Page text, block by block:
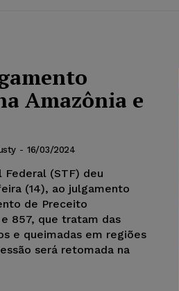
Amazônia e
- 16/03/2024
Federal (STF) deu
(14), ao julgamento
de Preceito
857, que tratam das
e queimadas em regiões
será retomada na